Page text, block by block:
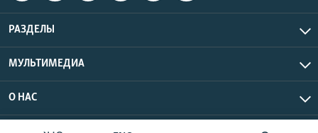
РАЗДЕЛЫ
МУЛЬТИМЕДИА
О НАС